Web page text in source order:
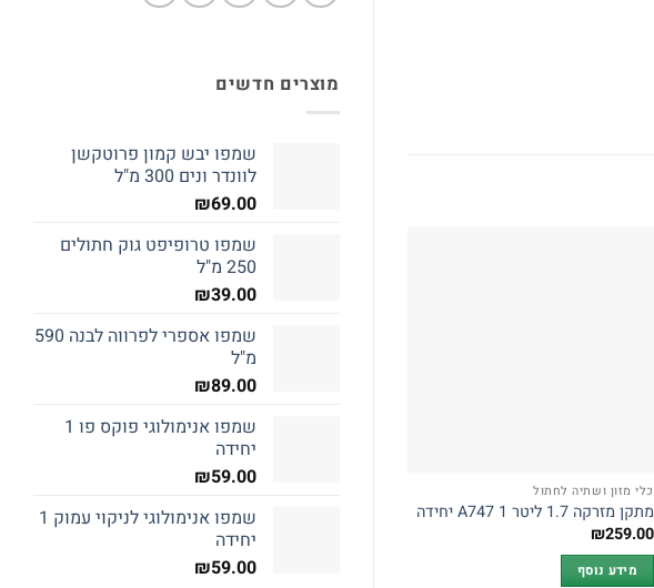
מוצרים חדשים
שמפו יבש קמון פרוטקשן
לוונדר ונים 300 מ"ל
₪69.00
שמפו טרופיפט גוק חתולים
250 מ"ל
₪39.00
שמפו אספרי לפרווה לבנה 590
מ"ל
₪89.00
שמפו אנימולוגי פוקס פו 1
יחידה
₪59.00
שמפו אנימולוגי לניקוי עמוק 1
יחידה
₪59.00
כלי מזון ושתיה לחתול
מתקן מזרקה 1.7 ליטר A747 1 יחידה
₪259.00
מידע נוסף
המלאי אזל
דאורדורנט לחול ורדים 400 גרם
מגש פלסטיק
69.00